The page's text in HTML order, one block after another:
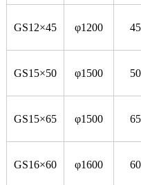
GS12×45 φ1200
GS15×50 φ1500
GS15×65 φ1500
GS16×60 φ1600